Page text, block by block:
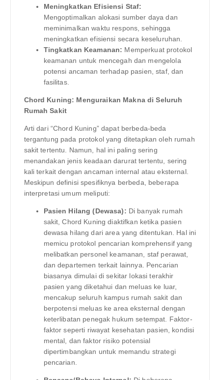
Meningkatkan Efisiensi Staf:
Mengoptimalkan alokasi sumber daya dan
meminimalkan waktu respons, sehingga
meningkatkan efisiensi secara keseluruhan.
Tingkatkan Keamanan: Memperkuat protokol
keamanan untuk mencegah dan mengelola
potensi ancaman terhadap pasien, staf, dan
fasilitas.
Chord Kuning: Menguraikan Makna di Seluruh
Rumah Sakit
Arti dari “Chord Kuning” dapat berbeda-beda
tergantung pada protokol yang ditetapkan oleh rumah
sakit tertentu. Namun, hal ini paling sering
menandakan jenis keadaan darurat tertentu, sering
kali terkait dengan ancaman internal atau eksternal.
Meskipun definisi spesifiknya berbeda, beberapa
interpretasi umum meliputi:
Pasien Hilang (Dewasa): Di banyak rumah
sakit, Chord Kuning diaktifkan ketika pasien
dewasa hilang dari area yang ditentukan. Hal ini
memicu protokol pencarian komprehensif yang
melibatkan personel keamanan, staf perawat,
dan departemen terkait lainnya. Pencarian
biasanya dimulai di sekitar lokasi terakhir
pasien yang diketahui dan meluas ke luar,
mencakup seluruh kampus rumah sakit dan
berpotensi meluas ke area eksternal dengan
keterlibatan penegak hukum setempat. Faktor-
faktor seperti riwayat kesehatan pasien, kondisi
mental, dan faktor risiko potensial
dipertimbangkan untuk memandu strategi
pencarian.